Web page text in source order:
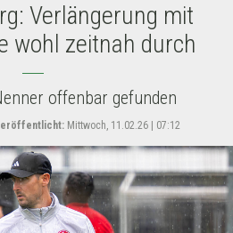
Verlängerung mit
wohl zeitnah durch
offenbar gefunden
Mittwoch, 11.02.26 | 07:12